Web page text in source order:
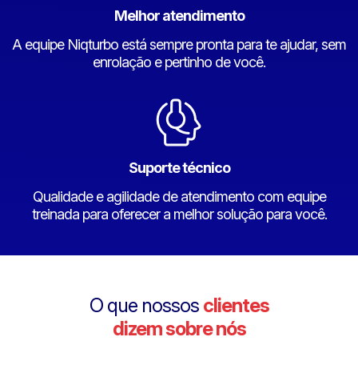
Melhor atendimento
A equipe Niqturbo está sempre pronta para te ajudar, sem
enrolação e pertinho de você.
Suporte técnico
Qualidade e agilidade de atendimento com equipe
treinada para oferecer a melhor solução para você.
O que nossos clientes
dizem sobre nós